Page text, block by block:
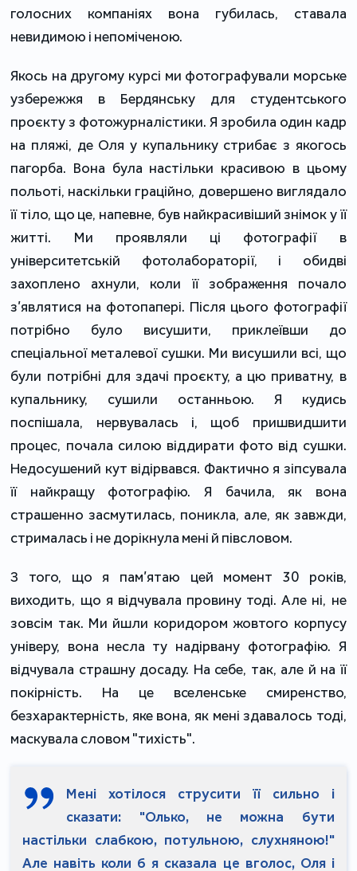
голосних компаніях вона губилась, ставала
невидимою і непоміченою.
Якось на другому курсі ми фотографували морське
узбережжя в Бердянську для студентського
проєкту з фотожурналістики. Я зробила один кадр
на пляжі, де Оля у купальнику стрибає з якогось
пагорба. Вона була настільки красивою в цьому
польоті, наскільки граційно, довершено виглядало
її тіло, що це, напевне, був найкрасивіший знімок у її
житті. Ми проявляли ці фотографії в
університетській фотолабораторії, і обидві
захоплено ахнули, коли її зображення почало
з’являтися на фотопапері. Після цього фотографії
потрібно було висушити, приклеївши до
спеціальної металевої сушки. Ми висушили всі, що
були потрібні для здачі проєкту, а цю приватну, в
купальнику, сушили останньою. Я кудись
поспішала, нервувалась і, щоб пришвидшити
процес, почала силою віддирати фото від сушки.
Недосушений кут відірвався. Фактично я зіпсувала
її найкращу фотографію. Я бачила, як вона
страшенно засмутилась, поникла, але, як завжди,
стрималась і не дорікнула мені й півсловом.
З того, що я пам’ятаю цей момент 30 років,
виходить, що я відчувала провину тоді. Але ні, не
зовсім так. Ми йшли коридором жовтого корпусу
універу, вона несла ту надірвану фотографію. Я
відчувала страшну досаду. На себе, так, але й на її
покірність. На це вселенське смиренство,
безхарактерність, яке вона, як мені здавалось тоді,
маскувала словом "тихість".
Мені хотілося струсити її сильно і
сказати: "Олько, не можна бути
настільки слабкою, потульною, слухняною!"
Але навіть коли б я сказала це вголос, Оля і